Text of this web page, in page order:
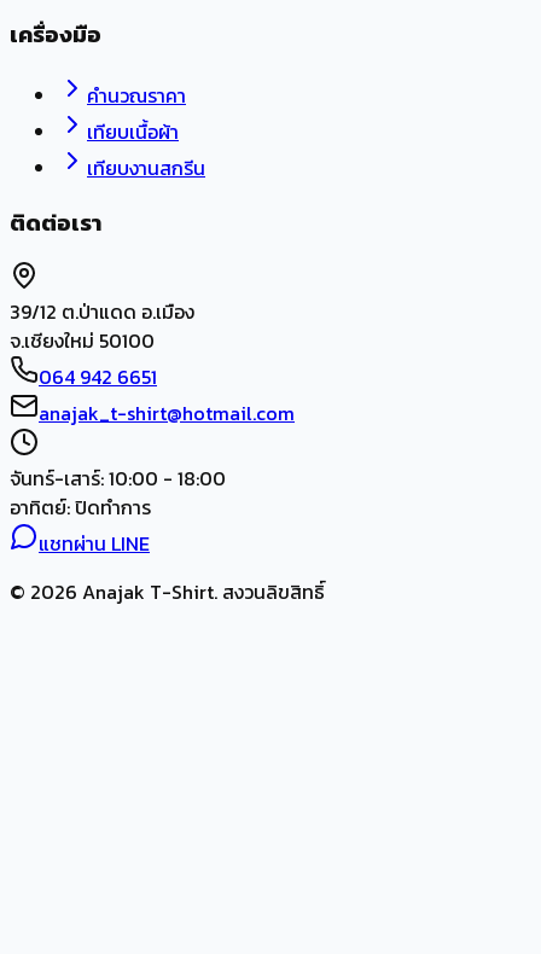
เครื่องมือ
คำนวณราคา
เทียบเนื้อผ้า
เทียบงานสกรีน
ติดต่อเรา
39/12 ต.ป่าแดด อ.เมือง
จ.เชียงใหม่ 50100
064 942 6651
anajak_t-shirt@hotmail.com
จันทร์-เสาร์: 10:00 - 18:00
อาทิตย์: ปิดทำการ
แชทผ่าน LINE
© 2026 Anajak T-Shirt. สงวนลิขสิทธิ์